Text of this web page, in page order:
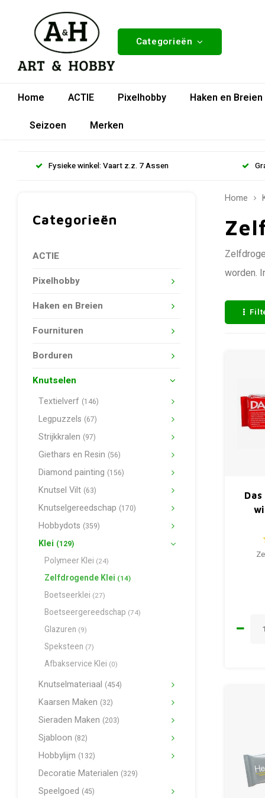
Categorieën
Home ACTIE Pixelhobby
Haken en Breien
Seizoen
Merken
Fysieke winkel: Vaart z.z. 7 Assen
Categorieën
ACTIE
Pixelhobby
Haken en Breien
Fournituren
Borduren
Knutselen
Textielverf (146)
Legpuzzels (67)
Strijkkralen (97)
Giethars en Resin (56)
Diamond painting (156)
Knutsel Vilt (63)
Knutselgereedschap (170)
Hobbydots (359)
Klei (129)
Polymeer Klei (24)
Zelfdrogende Klei (14)
Boetseerklei (27)
Boetseergereedschap (74)
Glazuren (9)
Speksteen (7)
Afbakservice Klei (0)
Knutselmateriaal (454)
Kaarsen Maken (32)
Sieraden Maken (203)
Sjabloon (82)
Hobbylijm (132)
Decoratie Materialen (329)
Speelgoed (45)
Home
worden.